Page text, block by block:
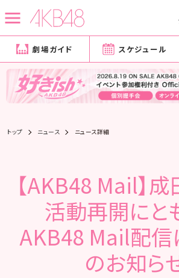
劇場ガイド スケジュール
トップ ニュース ニュース詳細
【AKB48 Mail】
活動再開にと
AKB48 Mail配信
のお知ら